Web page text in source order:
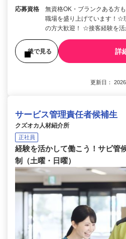
応募資格
無資格OK・ブランクある方
職場を盛り上げています！☆
の方大歓迎！ ☆接客経験を
後で見る 詳
更新日：
サービス管理責任者候補生
クズオカ人材紹介所
正社員
経験を活かして働こう！サビ管
制（土曜・日曜）